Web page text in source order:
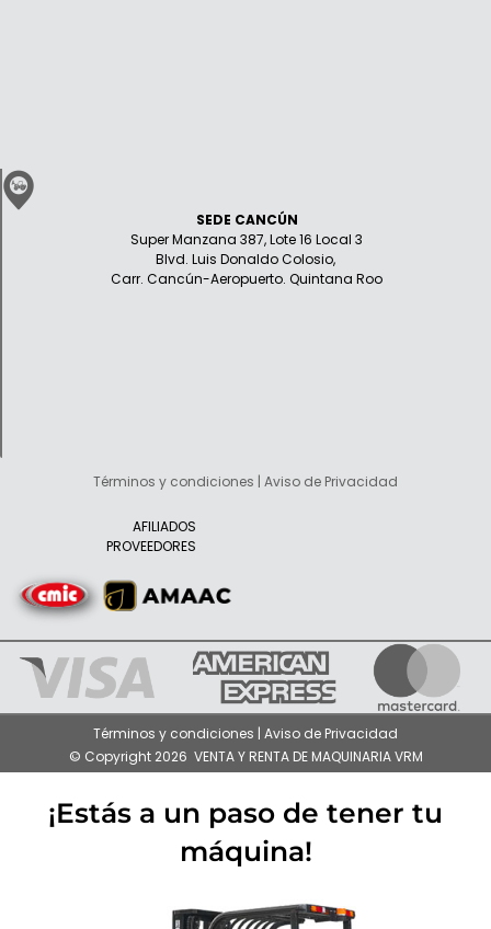
SEDE CANCÚN
Super Manzana 387, Lote 16 Local 3
Blvd. Luis Donaldo Colosio,
Carr. Cancún-Aeropuerto. Quintana Roo
Términos y condiciones | Aviso de Privacidad
AFILIADOS
PROVEEDORES
Términos y condiciones | Aviso de Privacidad
© Copyright 2026 VENTA Y RENTA DE MAQUINARIA VRM
¡Estás a un paso de tener tu
máquina!